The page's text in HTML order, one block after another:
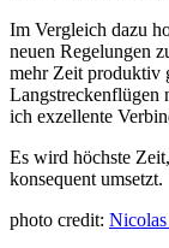
Im Vergleich dazu
neuen Regelungen
mehr Zeit produktiv
Langstreckenflügen
ich exzellente
Es wird höchste
konsequent umsetzt.
photo credit: